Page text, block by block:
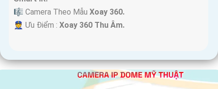
🎼️ Camera Theo Mẫu Xoay 360.
️👮 Ưu Điểm : Xoay 360 Thu Âm.